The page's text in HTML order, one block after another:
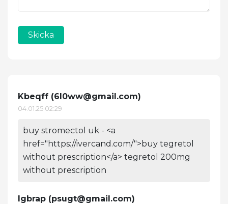
Skicka
Kbeqff (6l0ww@gmail.com)
04.01.25 02:29
buy stromectol uk - <a
href="https://ivercand.com/">buy tegretol
without prescription</a> tegretol 200mg
without prescription
Igbrap (psugt@gmail.com)